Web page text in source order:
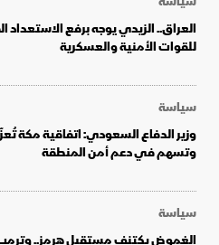
العراق.. الزيدي يوجه برفع الاستعداد
للقوات الأمنية والعسكرية
سياسة
وزير الدفاع السعودي: اتفاقية مكة
وتسهم في دعم أمن المنطقة
سياسة
الغموض يكتنف مستقبل هرمز..